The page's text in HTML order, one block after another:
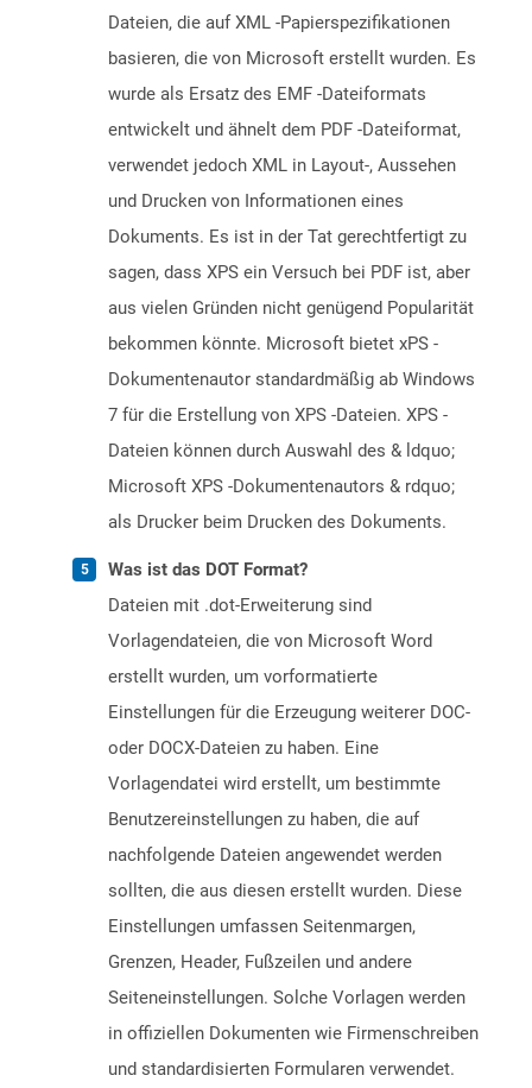
Dateien, die auf XML -Papierspezifikationen
basieren, die von Microsoft erstellt wurden. Es
wurde als Ersatz des EMF -Dateiformats
entwickelt und ähnelt dem PDF -Dateiformat,
verwendet jedoch XML in Layout-, Aussehen
und Drucken von Informationen eines
Dokuments. Es ist in der Tat gerechtfertigt zu
sagen, dass XPS ein Versuch bei PDF ist, aber
aus vielen Gründen nicht genügend Popularität
bekommen könnte. Microsoft bietet xPS -
Dokumentenautor standardmäßig ab Windows
7 für die Erstellung von XPS -Dateien. XPS -
Dateien können durch Auswahl des & ldquo;
Microsoft XPS -Dokumentenautors & rdquo;
als Drucker beim Drucken des Dokuments.
Was ist das DOT Format?
Dateien mit .dot-Erweiterung sind
Vorlagendateien, die von Microsoft Word
erstellt wurden, um vorformatierte
Einstellungen für die Erzeugung weiterer DOC-
oder DOCX-Dateien zu haben. Eine
Vorlagendatei wird erstellt, um bestimmte
Benutzereinstellungen zu haben, die auf
nachfolgende Dateien angewendet werden
sollten, die aus diesen erstellt wurden. Diese
Einstellungen umfassen Seitenmargen,
Grenzen, Header, Fußzeilen und andere
Seiteneinstellungen. Solche Vorlagen werden
in offiziellen Dokumenten wie Firmenschreiben
und standardisierten Formularen verwendet.